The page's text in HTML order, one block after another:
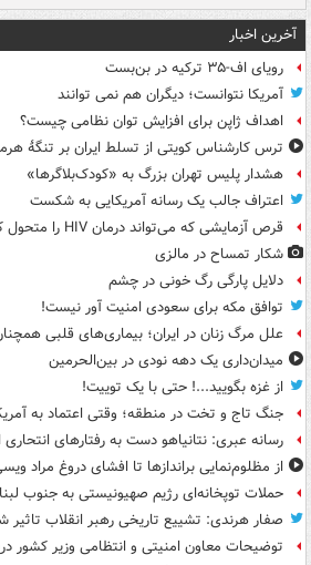
آخرین اخبار
رویای اف-۳۵ ترکیه در بن‌بست
آمریکا نتوانست؛ دیگران هم نمی توانند
اهداف ژاپن برای افزایش توان نظامی چیست؟
ترس کارشناس کویتی از تسلط ایران بر تنگۀ
هشدار پلیس تهران بزرگ به «کودک‌بلاگرها»
اعتراف جالب یک رسانه آمریکایی به شکست
قرص آزمایشی که می‌تواند درمان HIV را متحول کند
شکار تمساح در مالزی
دلایل پارگی رگ خونی در چشم
توافق مکه برای سعودی امنیت آور نیست!
علل مرگ زنان در ایران؛ بیماری‌های قلبی
میدان‌داری یک دهه نودی در بین‌الحرمین
از غزه بگویید...! حتی با یک توییت!
جنگ تاج و تخت در منطقه؛ وقتی اعتماد به
رسانه عبری: نتانیاهو دست به رفتارهای انتحاری
از مظلوم‌نمایی براندازها تا افشای دروغ مراد
حملات توپخانه‌ای رژیم صهیونیستی به جنوب
صفار هرندی: تشییع تاریخی رهبر انقلاب
توضیحات معاون امنیتی و انتظامی وزیر کشور